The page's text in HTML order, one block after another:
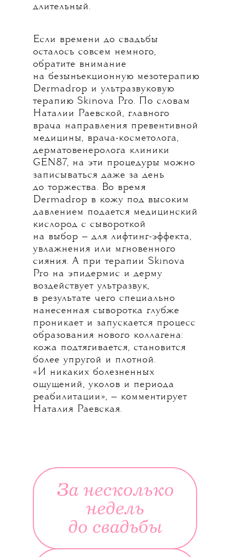
длительный.
Если времени до свадьбы
осталось совсем немного,
обратите внимание
на безынъекционную мезотерапию
Dermadrop и ультразвуковую
терапию Skinova Pro. По словам
Наталии Раевской, главного
врача направления превентивной
медицины, врача-косметолога,
дерматовенеролога клиники
GEN87, на эти процедуры можно
записываться даже за день
до торжества. Во время
Dermadrop в кожу под высоким
давлением подается медицинский
кислород с сывороткой
на выбор — для лифтинг-эффекта,
увлажнения или мгновенного
сияния. А при терапии Skinova
Pro на эпидермис и дерму
воздействует ультразвук,
в результате чего специально
нанесенная сыворотка глубже
проникает и запускается процесс
образования нового коллагена:
кожа подтягивается, становится
более упругой и плотной.
«И никаких болезненных
ощущений, уколов и периода
реабилитации», — комментирует
Наталия Раевская.
За несколько
недель
до свадьбы